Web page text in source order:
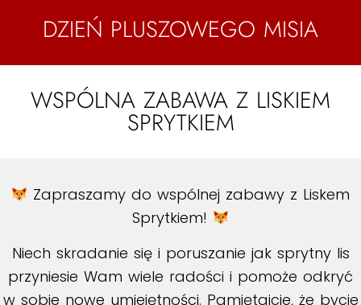
DZIEŃ PLUSZOWEGO MISIA
WSPÓLNA ZABAWA Z LISKIEM
SPRYTKIEM
Zapraszamy do wspólnej zabawy z Liskem
Sprytkiem!
Niech skradanie się i poruszanie jak sprytny lis
przyniesie Wam wiele radości i pomoże odkryć
w sobie nowe umiejętności. Pamiętajcie, że bycie